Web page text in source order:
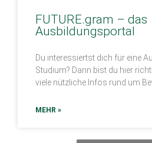
FUTURE.gram – das
Ausbildungsportal
Du interessiertst dich für eine
Studium? Dann bist du hier
viele nützliche Infos rund um
MEHR »